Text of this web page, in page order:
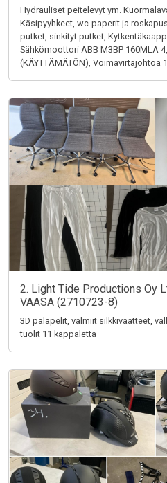
Hydrauliset peitelevyt ym.
Käsipyyhkeet, wc-paperit ja
putket, sinkityt putket,
Sähkömoottori ABB M3BP 160MLA
(KÄYTTÄMÄTÖN), Voimavirtajohtoa
2. Light Tide Productions Oy
VAASA (2710723-8)
3D palapelit, valmiit silkkivaatteet,
tuolit 11 kappaletta